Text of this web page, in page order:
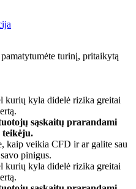
turinį, pritaikytą
kurių kyla didelė rizika greitai
sąskaitų prarandami
teikėju.
kaip veikia CFD ir ar galite sau
pinigus.
kurių kyla didelė rizika greitai